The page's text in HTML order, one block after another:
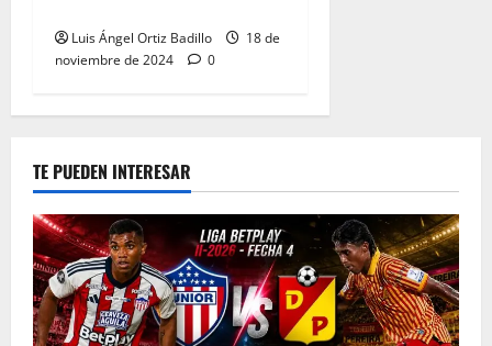
Luis Ángel Ortiz Badillo
18 de
noviembre de 2024
0
TE PUEDEN INTERESAR